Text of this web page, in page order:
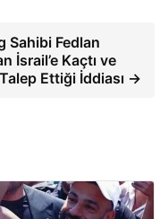
Sahibi Fedlan
İsrail’e Kaçtı ve
Talep Ettiği İddiası →